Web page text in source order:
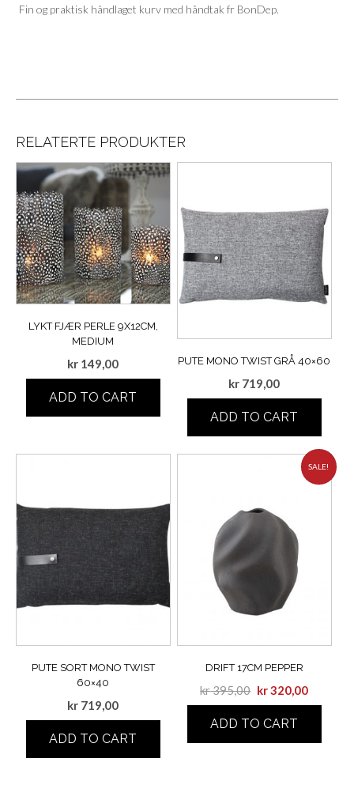
Fin og praktisk håndlaget kurv med håndtak fr BonDep.
RELATERTE PRODUKTER
LYKT FJÆR PERLE 9X12CM,
MEDIUM
kr 149,00
ADD TO CART
PUTE MONO TWIST GRÅ 40×60
kr 719,00
ADD TO CART
PUTE SORT MONO TWIST
60×40
kr 719,00
ADD TO CART
SALE!
DRIFT 17CM PEPPER
kr395,00 kr320,00
ADD TO CART